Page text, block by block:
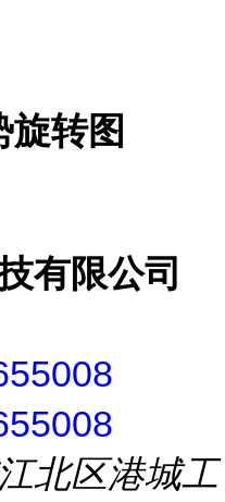
有限公司
北区港城工